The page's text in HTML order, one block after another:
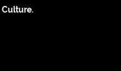
Culture.